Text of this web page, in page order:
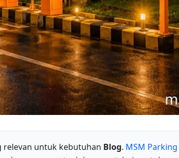
relevan untuk kebutuhan Blog. MSM Parking